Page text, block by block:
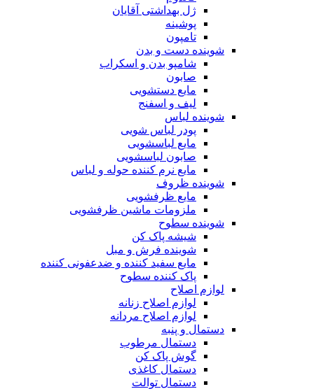
ژل بهداشتی آقایان
پوشینه
تامپون
شوینده دست و بدن
شامپو بدن و اسکراب
صابون
مایع دستشویی
لیف و اسفنج
شوینده لباس
پودر لباس شویی
مایع لباسشویی
صابون لباسشویی
مایع نرم کننده حوله و لباس
شوینده ظروف
مایع ظرفشویی
ملزومات ماشین ظرفشویی
شوینده سطوح
شیشه پاک کن
شوینده فرش و مبل
مایع سفید کننده و ضدعفونی کننده
پاک کننده سطوح
لوازم اصلاح
لوازم اصلاح زنانه
لوازم اصلاح مردانه
دستمال و پنبه
دستمال مرطوب
گوش پاک کن
دستمال کاغذی
دستمال توالت